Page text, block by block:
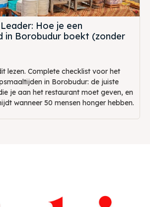
Hoe je een
in Borobudur boekt (zonder
lezen. Complete checklist voor het
in Borobudur: de juiste
je aan het restaurant moet geven, en
wanneer 50 mensen honger hebben.